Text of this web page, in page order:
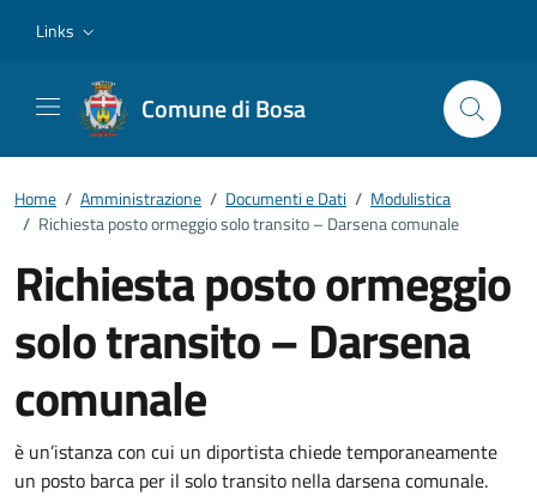
Links
Comune di Bosa
Home / Amministrazione / Documenti e Dati / Modulistica
/ Richiesta posto ormeggio solo transito – Darsena comunale
Richiesta posto ormeggio
solo transito – Darsena
comunale
Dettagli del documento
è un’istanza con cui un diportista chiede temporaneamente
un posto barca per il solo transito nella darsena comunale.